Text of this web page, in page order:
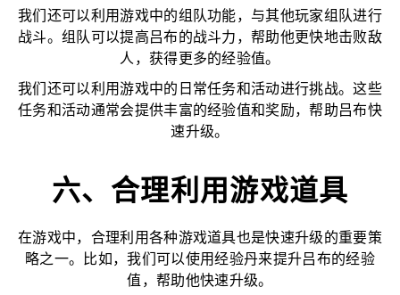
我们还可以利用游戏中的组队功能，与其他玩家组队进行
战斗。组队可以提高吕布的战斗力，帮助他更快地击败敌
人，获得更多的经验值。
我们还可以利用游戏中的日常任务和活动进行挑战。这些
任务和活动通常会提供丰富的经验值和奖励，帮助吕布快
速升级。
六、合理利用游戏道具
在游戏中，合理利用各种游戏道具也是快速升级的重要策
略之一。比如，我们可以使用经验丹来提升吕布的经验
值，帮助他快速升级。